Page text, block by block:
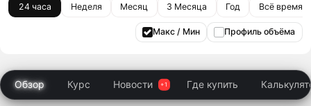
24 часа Неделя Месяц 3 Месяца Год Всё время
Макс / Мин Профиль объёма
Обзор Курс Новости Где купить